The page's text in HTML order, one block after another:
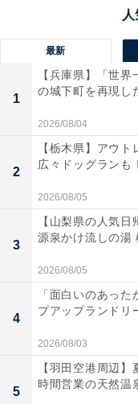
最新
1
【兵庫県】「世
の城下町を再現し
2026/08/04
2
【栃木県】アウ
広々ドッグランも
2026/08/05
3
【山梨県の人気
源泉かけ流しの湯
2026/08/05
4
「面白いのあっ
プアップランドリ
2026/08/03
5
【羽田空港周辺
時間営業の天然温